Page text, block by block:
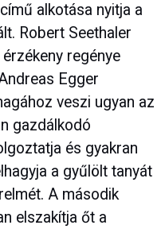
alkotása nyitja a
Robert Seethaler
regénye
Egger
veszi ugyan az
gazdálkodó
és gyakran
a gyűlölt tanyát
A második
elszakítja őt a